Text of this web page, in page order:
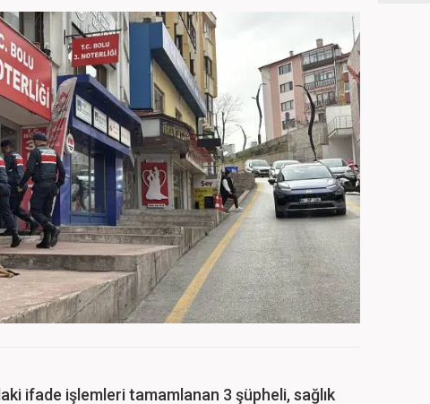
ifade işlemleri tamamlanan 3 şüpheli, sağlık